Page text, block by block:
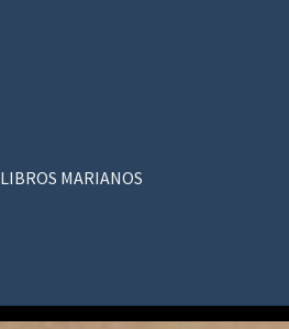
LIBROS MARIANOS